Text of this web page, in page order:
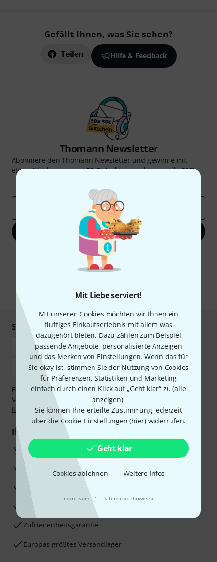
Mit Liebe serviert!
Mit unseren Cookies möchten wir Ihnen ein
fluffiges Einkaufserlebnis mit allem was
dazugehört bieten. Dazu zählen zum Beispiel
passende Angebote, personalisierte Anzeigen
und das Merken von Einstellungen. Wenn das für
Sie okay ist, stimmen Sie der Nutzung von Cookies
für Präferenzen, Statistiken und Marketing
einfach durch einen Klick auf „Geht klar“ zu (alle
anzeigen).
Sie können Ihre erteilte Zustimmung jederzeit
über die Cookie-Einstellungen (hier) widerrufen.
Geht klar
Cookies ablehnen Weitere Infos
Impressum · Datenschutzhinweise
Gefällt Ihnen, was Sie sehen?
Teilen Hilfe & Feedback
Thomann Newsletter
Abonniere den Thomann Newsletter und gewinne mit
etwas Glück einen von50 Gutscheinenüber jeweils50€!
Jetzt anmelden
Mit Klick auf „Jetzt anmelden“ stimmen Sie dem Erhalt von E-Mail-
Werbung und einer Messung des E-Mail-Nutzungsverhaltens zu. Die
Abmeldung ist jederzeit möglich. Weitere Informationen finden Sie in
* Pflichtfeld
Sicher einkaufen & bezahlen
Bezahlen Sie vertraulich und sicher per Nachnahme,
Vorkasse, PayPal, Amazon Pay,Klarna Sofort bezahlen
Klarna Ratenzahlungoder Kreditkarte.
Ihre Vorteile
3 Jahre Thomann Garantie
30 Tage Money-Back-Garantie
Beratung durch Fachexperten
Zufriedenheitsgarantie
Europas größtes Versandlager